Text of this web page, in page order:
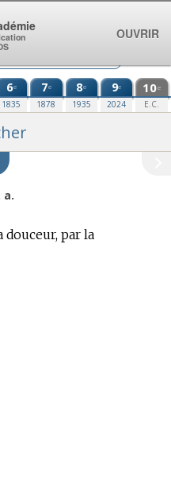
6e
1835
7e
1878
8e
1935
9e
2024
10e
E.C.
a.
par la
OUVRIR